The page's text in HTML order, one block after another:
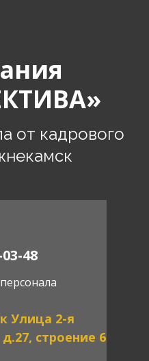
48
Улица 2-я
строение 6
от кадрового